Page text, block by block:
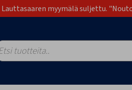
Lauttasaaren myymälä suljettu.